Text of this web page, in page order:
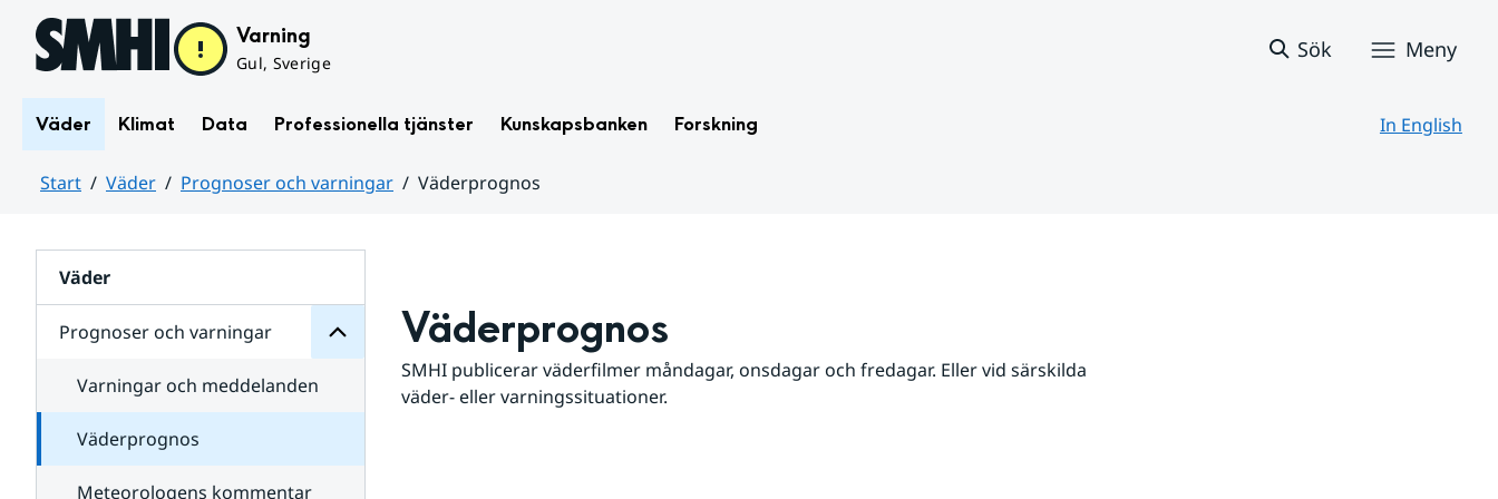
Hoppa till sidans innehåll Varning
Gul, Sverige
Sök Meny
Väder Klimat Data Professionella tjänster Kunskapsbanken Forskning In English
Start Väder Prognoser och varningar
Väderprognos
Väder
Prognoser och varningar
för
varningar
Varningar och meddelanden
Väderprognos
Meteorologens kommentar
Väderprognos
SMHI publicerar väderfilmer måndagar, onsdagar och fredagar. Eller vid särskilda
väder- eller varningssituationer.